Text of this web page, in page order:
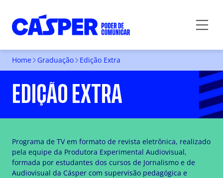
Home Graduação Edição Extra
EDIÇÃO EXTRA
Programa de TV em formato de revista eletrônica, realizado
pela equipe da Produtora Experimental Audiovisual,
formada por estudantes dos cursos de Jornalismo e de
Audiovisual da Cásper com supervisão pedagógica e